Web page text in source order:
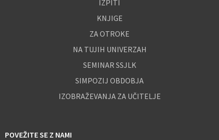
IZPITI
KNJIGE
ZA OTROKE
NA TUJIH UNIVERZAH
SEMINAR SSJLK
SIMPOZIJ OBDOBJA
IZOBRAŽEVANJA ZA UČITELJE
POVEŽITE SE Z NAMI